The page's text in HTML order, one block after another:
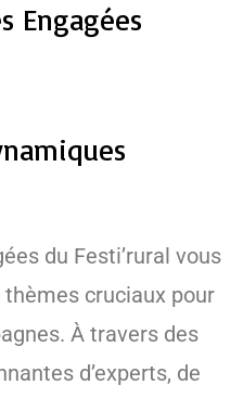
Engagées
du Festi’rural vous
cruciaux pour
À travers des
d’experts, de